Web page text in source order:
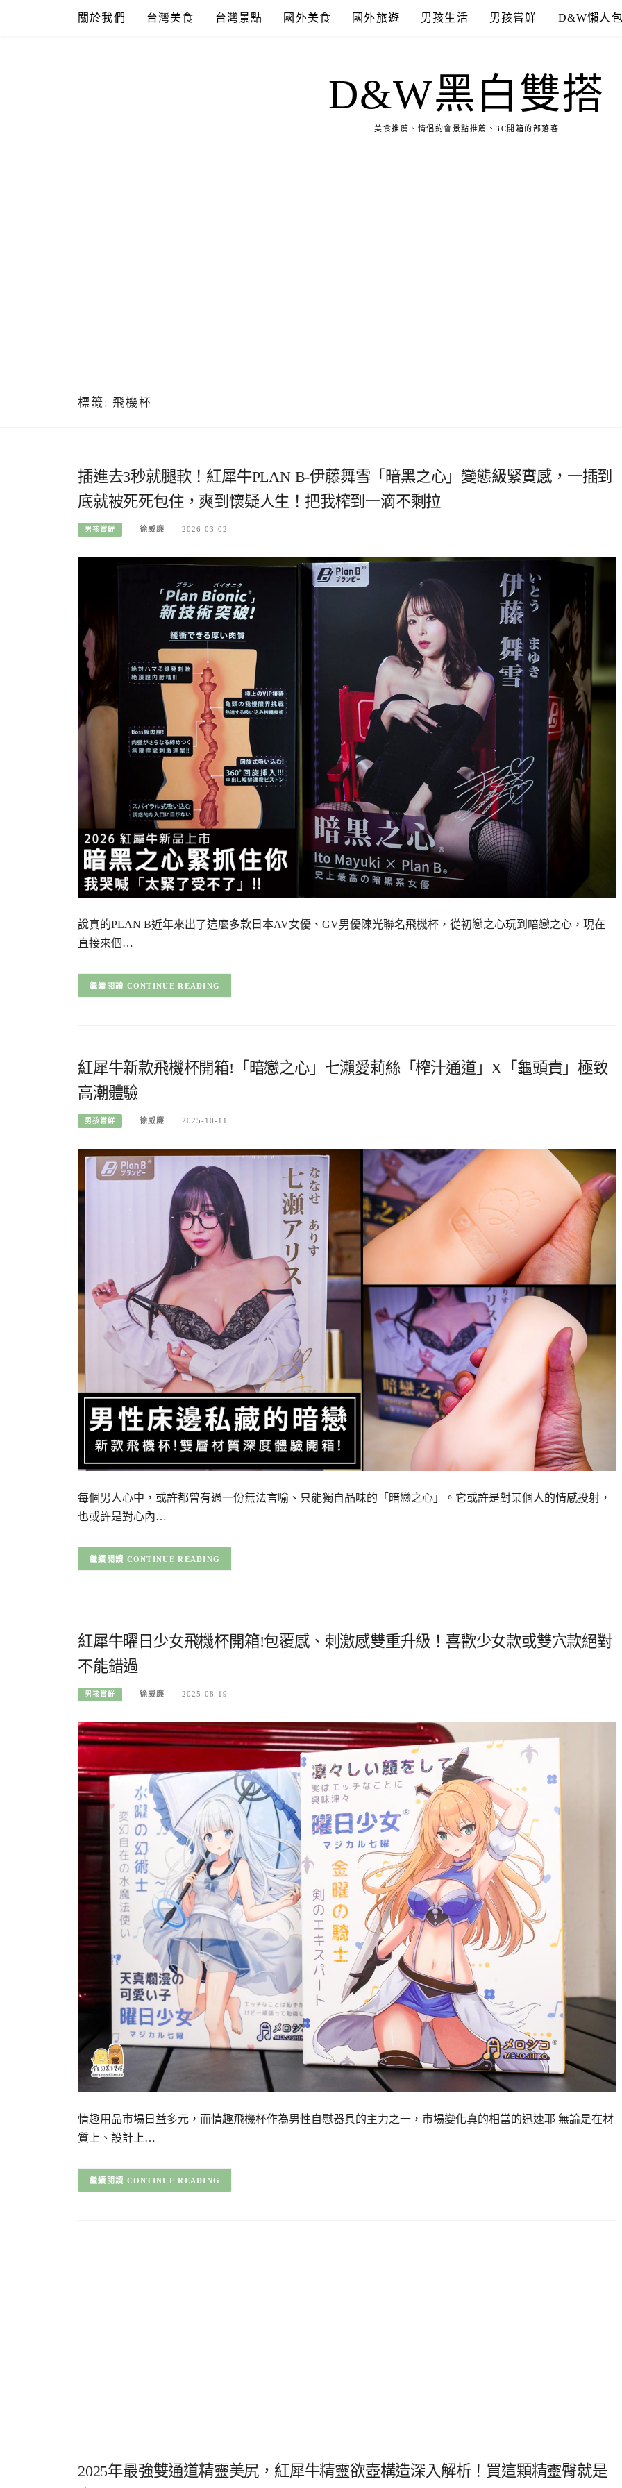
關於我們 台灣美食 台灣景點 國外美食 國外旅遊 男孩生活 男孩嘗鮮 D&W懶人
D&W黑白雙搭
美食推薦、情侶約會景點推薦、3C開箱的部落客
標籤: 飛機杯
插進去3秒就腿軟！紅犀牛PLAN B-伊藤舞雪「暗黑之心」變態級緊實感，一插到
底就被死死包住，爽到懷疑人生！把我榨到一滴不剩拉
男孩嘗鮮 徐威廉 2026-03-02
說真的PLAN B近年來出了這麼多款日本AV女優、GV男優陳光聯名飛機杯，從初戀之心玩到暗戀之心，現在
直接來個…
CONTINUE READING
紅犀牛新款飛機杯開箱!「暗戀之心」七瀨愛莉絲「榨汁通道」X「龜頭責」極致
高潮體驗
男孩嘗鮮 徐威廉 2025-10-11
每個男人心中，或許都曾有過一份無法言喻、只能獨自品味的「暗戀之心」。它或許是對某個人的情感投射，
也或許是對心內…
CONTINUE READING
紅犀牛曜日少女飛機杯開箱!包覆感、刺激感雙重升級！喜歡少女款或雙穴款絕對
不能錯過
男孩嘗鮮 徐威廉 2025-08-19
情趣用品市場日益多元，而情趣飛機杯作為男性自慰器具的主力之一，市場變化真的相當的迅速耶 無論是在材
質上、設計上…
CONTINUE READING
2025年最強雙通道精靈美尻，紅犀牛精靈欲壺構造深入解析！買這顆精靈臀就是